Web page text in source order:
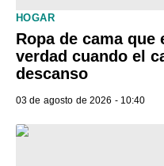
HOGAR
Ropa de cama que
verdad cuando el
descanso
03 de agosto de 2026 - 10:40